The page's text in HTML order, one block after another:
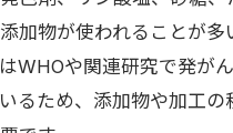
加物が使われることが多
WHOや関連研究で発が
るため、添加物や加工の